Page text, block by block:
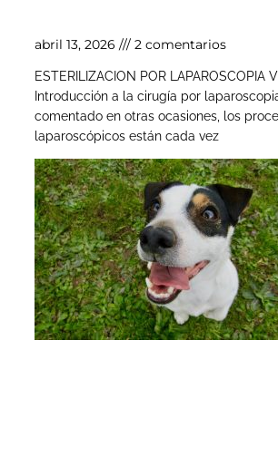
abril 13, 2026 2 comentarios
ESTERILIZACION POR LAPAROSCOPIA
Introducción a la cirugía por
comentado en otras ocasiones, los
laparoscópicos están cada vez